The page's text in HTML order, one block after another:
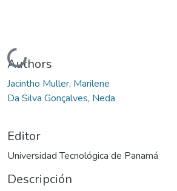
Cargando...
Authors
Jacintho Muller, Marilene
Da Silva Gonçalves, Neda
Editor
Universidad Tecnológica de Panamá
Descripción